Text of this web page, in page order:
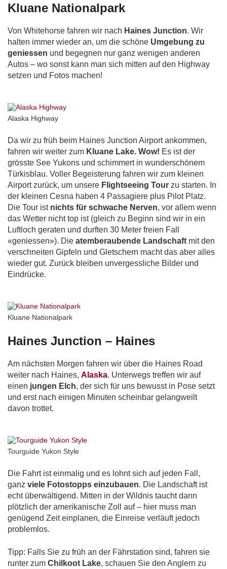
Kluane Nationalpark
Von Whitehorse fahren wir nach Haines Junction. Wir
halten immer wieder an, um die schöne Umgebung zu
geniessen und begegnen nur ganz wenigen anderen
Autos – wo sonst kann man sich mitten auf den Highway
setzen und Fotos machen!
Alaska Highway
Da wir zu früh beim Haines Junction Airport ankommen,
fahren wir weiter zum Kluane Lake. Wow! Es ist der
grösste See Yukons und schimmert in wunderschönem
Türkisblau. Voller Begeisterung fahren wir zum kleinen
Airport zurück, um unsere Flightseeing Tour zu starten. In
der kleinen Cesna haben 4 Passagiere plus Pilot Platz.
Die Tour ist nichts für schwache Nerven, vor allem wenn
das Wetter nicht top ist (gleich zu Beginn sind wir in ein
Luftloch geraten und durften 30 Meter freien Fall
«geniessen»). Die atemberaubende Landschaft mit den
verschneiten Gipfeln und Gletschern macht das aber alles
wieder gut. Zurück bleiben unvergessliche Bilder und
Eindrücke.
Kluane Nationalpark
Haines Junction – Haines
Am nächsten Morgen fahren wir über die Haines Road
weiter nach Haines, Alaska. Unterwegs treffen wir auf
einen jungen Elch, der sich für uns bewusst in Pose setzt
und erst nach einigen Minuten scheinbar gelangweilt
davon trottet.
Tourguide Yukon Style
Die Fahrt ist einmalig und es lohnt sich auf jeden Fall,
ganz viele Fotostopps einzubauen. Die Landschaft ist
echt überwältigend. Mitten in der Wildnis taucht dann
plötzlich der amerikanische Zoll auf – hier muss man
genügend Zeit einplanen, die Einreise verläuft jedoch
problemlos.
Tipp: Falls Sie zu früh an der Fährstation sind, fahren sie
runter zum Chilkoot Lake, schauen Sie den Anglern zu